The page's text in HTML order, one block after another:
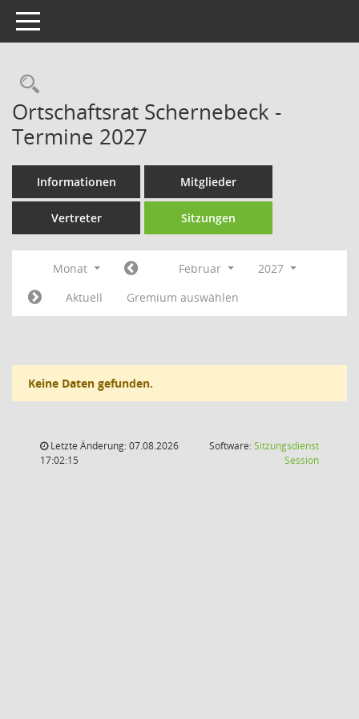
Toggle navigation
Rechercheauswahl
Ortschaftsrat Schernebeck -
Termine 2027
Informationen Mitglieder
Vertreter Sitzungen
Monat Februar
2027
Aktuell
Gremium auswählen
Keine Daten gefunden.
Letzte Änderung: 07.08.2026
17:02:15
Software:Sitzungsdienst
Session(Wird in